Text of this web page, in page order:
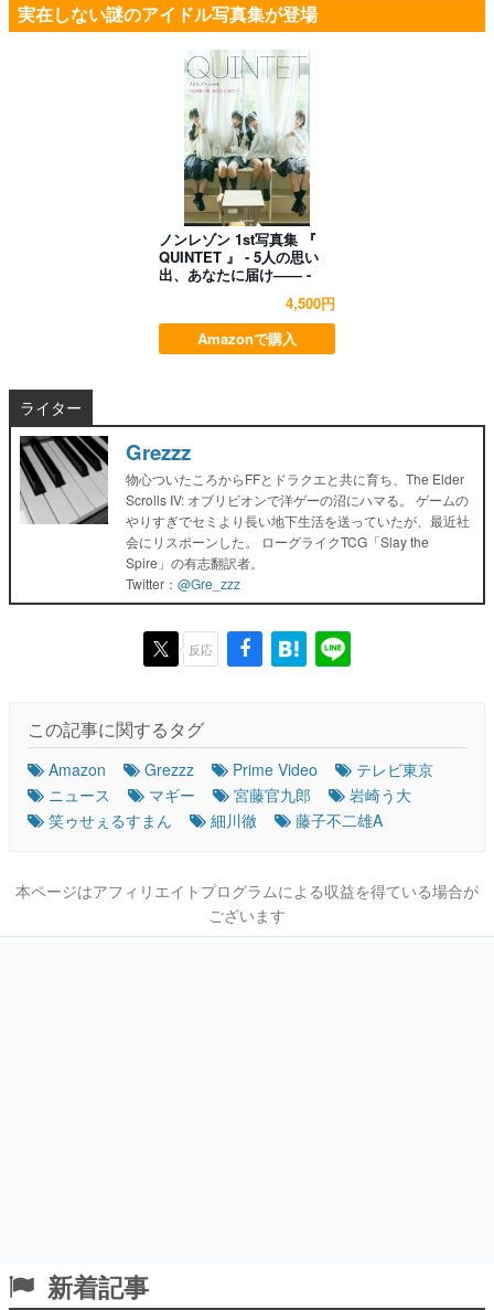
実在しない謎のアイドル写真集が登場
ノンレゾン 1st写真集 『
QUINTET 』 - 5人の思い
出、あなたに届け―― -
4,500円
Amazonで購入
ライター
Grezzz
物心ついたころからFFとドラクエと共に育ち、The Elder
Scrolls IV: オブリビオンで洋ゲーの沼にハマる。 ゲームの
やりすぎでセミより長い地下生活を送っていたが、最近社
会にリスポーンした。 ローグライクTCG「Slay the
Spire」の有志翻訳者。
Twitter： @Gre_zzz
反応
この記事に関するタグ
Amazon Grezzz Prime Video
テレビ東京
ニュース
マギー 宮藤官九郎
岩崎う大
笑ゥせぇるすまん
細川徹 藤子不二雄A
本ページはアフィリエイトプログラムによる収益を得ている場合が
ございます
新着記事